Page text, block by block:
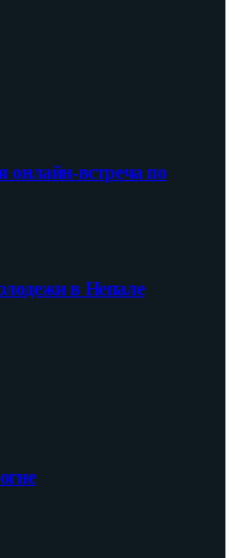
онлайн-встреча по
в Непале